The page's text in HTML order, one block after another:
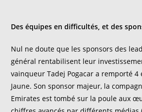
Des équipes en difficultés, et des
Nul ne doute que les sponsors des
général rentabilisent leur
vainqueur Tadej Pogacar a remporté
Jaune. Son sponsor majeur, la
Emirates est tombé sur la poule aux